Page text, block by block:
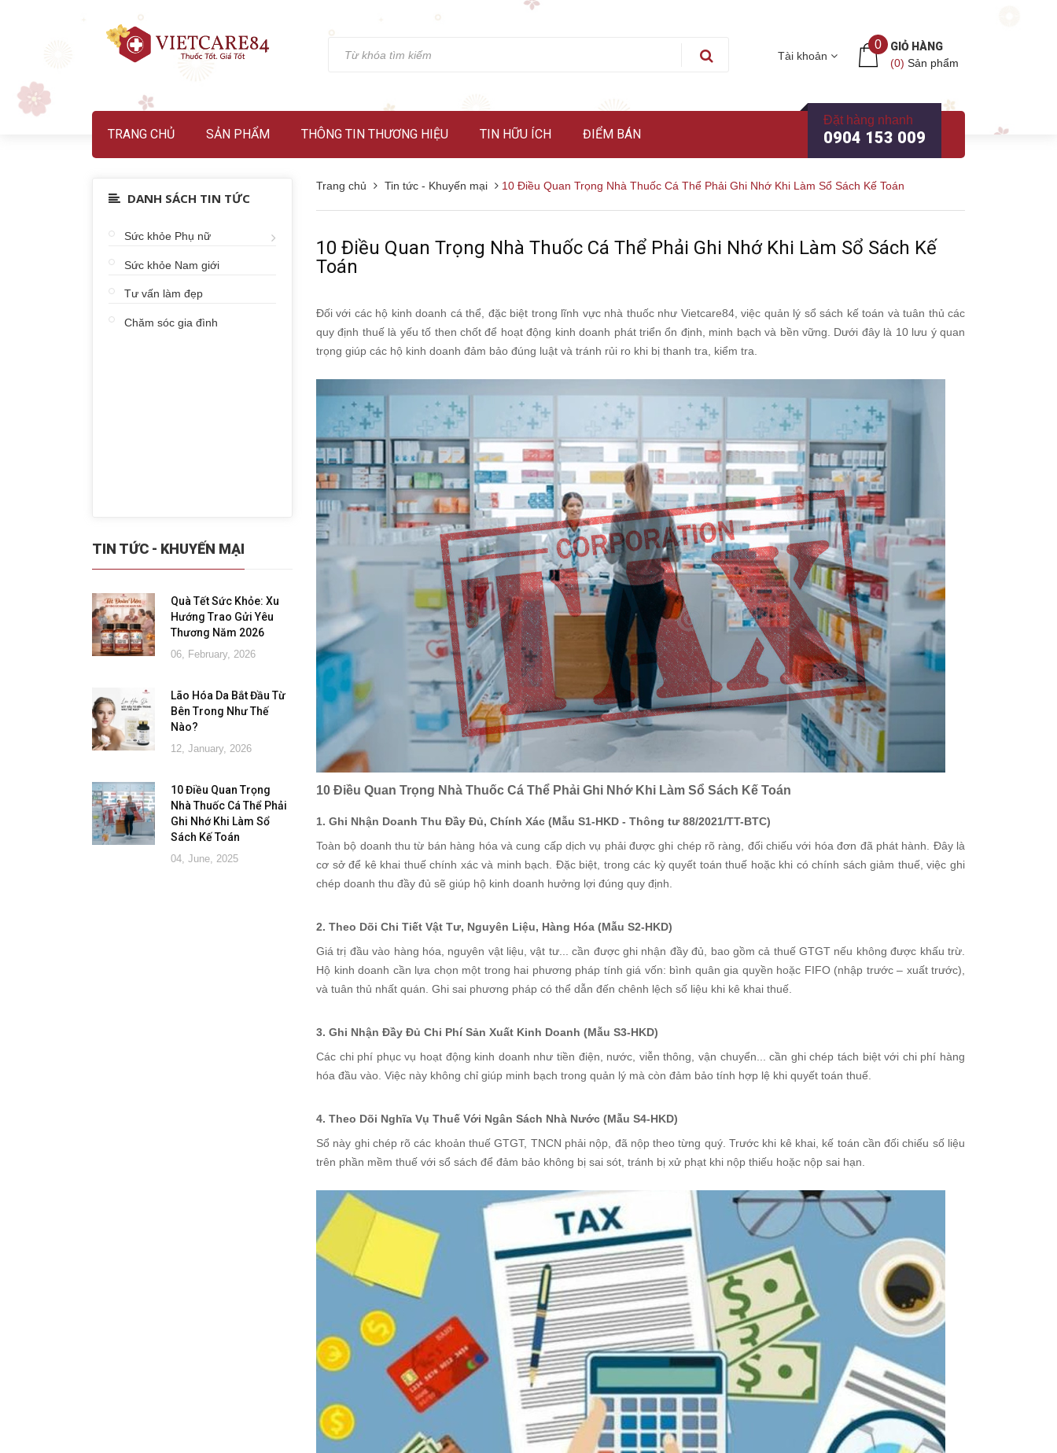
Tài khoản
0
GIỎ HÀNG
(0) Sản phẩm
TRANG CHỦ SẢN PHẨM THÔNG TIN THƯƠNG HIỆU TIN HỮU ÍCH ĐIỂM BÁN
Đặt hàng nhanh
0904 153 009
Trang chủ Tin tức - Khuyến mại 10 Điều Quan Trọng Nhà Thuốc Cá Thể Phải Ghi Nhớ Khi Làm Sổ Sách Kế Toán
10 Điều Quan Trọng Nhà Thuốc Cá Thể Phải Ghi Nhớ Khi Làm Sổ Sách Kế
Toán
Đối với các hộ kinh doanh cá thể, đặc biệt trong lĩnh vực nhà thuốc như Vietcare84, việc quản lý sổ sách kế toán và tuân thủ các
quy định thuế là yếu tố then chốt để hoạt động kinh doanh phát triển ổn định, minh bạch và bền vững. Dưới đây là 10 lưu ý quan
trọng giúp các hộ kinh doanh đảm bảo đúng luật và tránh rủi ro khi bị thanh tra, kiểm tra.
10 Điều Quan Trọng Nhà Thuốc Cá Thể Phải Ghi Nhớ Khi Làm Sổ Sách Kế Toán
1. Ghi Nhận Doanh Thu Đầy Đủ, Chính Xác (Mẫu S1-HKD - Thông tư 88/2021/TT-BTC)
Toàn bộ doanh thu từ bán hàng hóa và cung cấp dịch vụ phải được ghi chép rõ ràng, đối chiếu với hóa đơn đã phát hành. Đây là
cơ sở để kê khai thuế chính xác và minh bạch. Đặc biệt, trong các kỳ quyết toán thuế hoặc khi có chính sách giảm thuế, việc ghi
chép doanh thu đầy đủ sẽ giúp hộ kinh doanh hưởng lợi đúng quy định.
2. Theo Dõi Chi Tiết Vật Tư, Nguyên Liệu, Hàng Hóa (Mẫu S2-HKD)
Giá trị đầu vào hàng hóa, nguyên vật liệu, vật tư... cần được ghi nhận đầy đủ, bao gồm cả thuế GTGT nếu không được khấu trừ.
Hộ kinh doanh cần lựa chọn một trong hai phương pháp tính giá vốn: bình quân gia quyền hoặc FIFO (nhập trước – xuất trước),
và tuân thủ nhất quán. Ghi sai phương pháp có thể dẫn đến chênh lệch số liệu khi kê khai thuế.
3. Ghi Nhận Đầy Đủ Chi Phí Sản Xuất Kinh Doanh (Mẫu S3-HKD)
Các chi phí phục vụ hoạt động kinh doanh như tiền điện, nước, viễn thông, vận chuyển... cần ghi chép tách biệt với chi phí hàng
hóa đầu vào. Việc này không chỉ giúp minh bạch trong quản lý mà còn đảm bảo tính hợp lệ khi quyết toán thuế.
4. Theo Dõi Nghĩa Vụ Thuế Với Ngân Sách Nhà Nước (Mẫu S4-HKD)
Sổ này ghi chép rõ các khoản thuế GTGT, TNCN phải nộp, đã nộp theo từng quý. Trước khi kê khai, kế toán cần đối chiếu số liệu
trên phần mềm thuế với sổ sách để đảm bảo không bị sai sót, tránh bị xử phạt khi nộp thiếu hoặc nộp sai hạn.
DANH SÁCH TIN TỨC
Sức khỏe Phụ nữ
Sức khỏe Nam giới
Tư vấn làm đẹp
Chăm sóc gia đình
TIN TỨC - KHUYẾN MẠI
Quà Tết Sức Khỏe: Xu
Hướng Trao Gửi Yêu
Thương Năm 2026
06, February, 2026
Lão Hóa Da Bắt Đầu Từ
Bên Trong Như Thế
Nào?
12, January, 2026
10 Điều Quan Trọng
Nhà Thuốc Cá Thể Phải
Ghi Nhớ Khi Làm Sổ
Sách Kế Toán
04, June, 2025